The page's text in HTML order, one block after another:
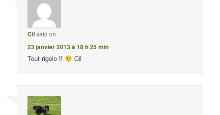
Cilsaid on
23 janvier 2013 à 18 h 25 min
Tout rigolo !! Cil